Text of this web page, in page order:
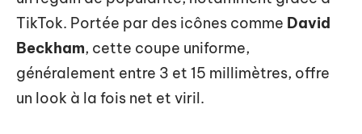
TikTok. Portée par des icônes comme David
Beckham, cette coupe uniforme,
généralement entre 3 et 15 millimètres, offre
un look à la fois net et viril.